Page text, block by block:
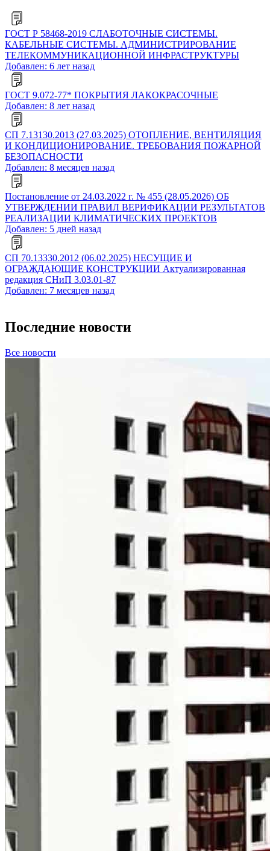
ГОСТ Р 58468-2019 СЛАБОТОЧНЫЕ СИСТЕМЫ.
КАБЕЛЬНЫЕ СИСТЕМЫ. АДМИНИСТРИРОВАНИЕ
ТЕЛЕКОММУНИКАЦИОННОЙ ИНФРАСТРУКТУРЫ
Добавлен: 6 лет назад
ГОСТ 9.072-77* ПОКРЫТИЯ ЛАКОКРАСОЧНЫЕ
Добавлен: 8 лет назад
СП 7.13130.2013 (27.03.2025) ОТОПЛЕНИЕ, ВЕНТИЛЯЦИЯ
И КОНДИЦИОНИРОВАНИЕ. ТРЕБОВАНИЯ ПОЖАРНОЙ
БЕЗОПАСНОСТИ
Добавлен: 8 месяцев назад
Постановление от 24.03.2022 г. № 455 (28.05.2026) ОБ
УТВЕРЖДЕНИИ ПРАВИЛ ВЕРИФИКАЦИИ РЕЗУЛЬТАТОВ
РЕАЛИЗАЦИИ КЛИМАТИЧЕСКИХ ПРОЕКТОВ
Добавлен: 5 дней назад
СП 70.13330.2012 (06.02.2025) НЕСУЩИЕ И
ОГРАЖДАЮЩИЕ КОНСТРУКЦИИ Актуализированная
редакция СНиП 3.03.01-87
Добавлен: 7 месяцев назад
Последние новости
Все новости